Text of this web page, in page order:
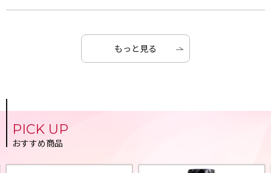
もっと見る
PICK UP
おすすめ商品